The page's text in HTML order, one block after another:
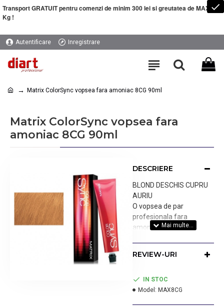
Transport GRATUIT pentru comenzi de minim 300 lei si greutatea de MAXIM 5
Kg !
Autentificare Inregistrare
Matrix ColorSync vopsea fara amoniac 8CG 90ml
Matrix ColorSync vopsea fara
amoniac 8CG 90ml
DESCRIERE
BLOND DESCHIS CUPRU
AURIU
O vopsea de par
profesionala fara
amoniac
pana la 20 de spalari.
achizitioneaza separat.
Cantitate:90ml.
REVIEW-URI
IN STOC
Model: MAX8CG